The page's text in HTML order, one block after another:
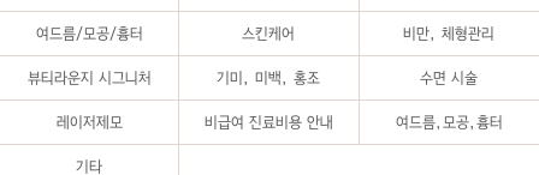
여드름/모공/흉터 스킨케어 비만, 체형관리
뷰티라운지 시그니처 기미, 미백, 홍조 수면 시술
레이저제모 비급여 진료비용 안내 여드름,모공,흉터
기타